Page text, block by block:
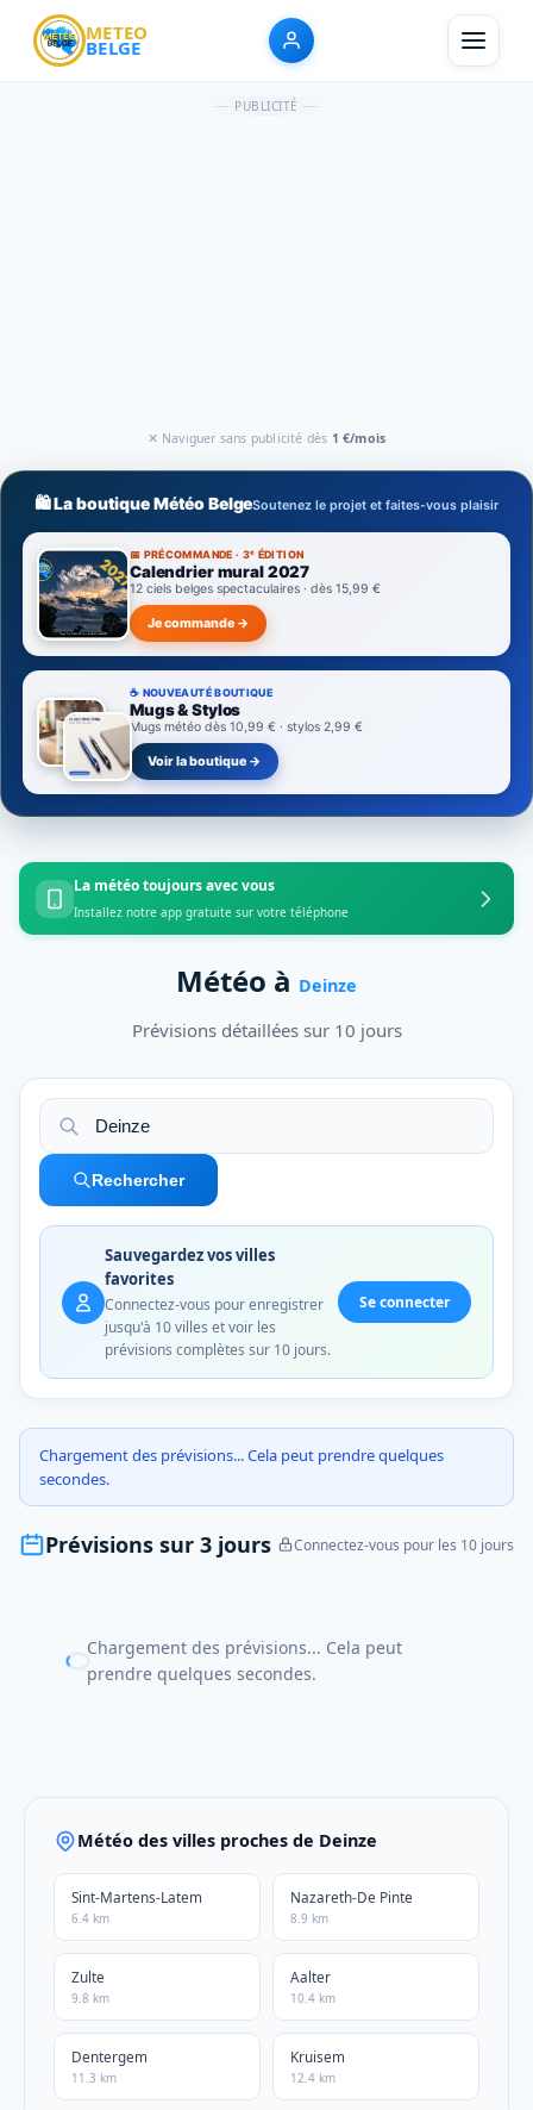
METEO
BELGE
PUBLICITÉ
✕ Naviguer sans publicité dès 1 €/mois
🛍️ La boutique Météo BelgeSoutenez le projet et faites-vous plaisir
📅 PRÉCOMMANDE · 3ᵉ ÉDITION
Calendrier mural 2027
12 ciels belges spectaculaires · dès 15,99 €
Je commande →
☕ NOUVEAUTÉ BOUTIQUE
Mugs & Stylos
Mugs météo dès 10,99 € · stylos 2,99 €
Voir la boutique →
La météo toujours avec vous
Installez notre app gratuite sur votre téléphone
Météo à Deinze
Prévisions détaillées sur 10 jours
Rechercher
Sauvegardez vos villes
favorites
Connectez-vous pour enregistrer
jusqu'à 10 villes et voir les
prévisions complètes sur 10 jours.
Se connecter
Chargement des prévisions... Cela peut prendre quelques
secondes.
Prévisions sur 3 jours Connectez-vous pour les 10 jours
Chargement des prévisions... Cela peut
prendre quelques secondes.
Météo des villes proches de Deinze
Sint-Martens-Latem
6.4 km
Nazareth-De Pinte
8.9 km
Zulte
9.8 km
Aalter
10.4 km
Dentergem
11.3 km
Kruisem
12.4 km